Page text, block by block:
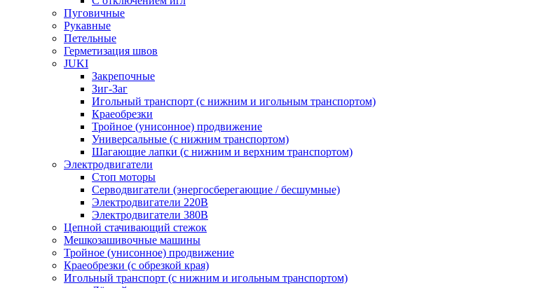
Пуговичные
Рукавные
Петельные
Герметизация швов
JUKI
Закрепочные
Зиг-Заг
Игольный транспорт (с нижним и игольным транспортом)
Краеобрезки
Тройное (унисонное) продвижение
Универсальные (с нижним транспортом)
Шагающие лапки (с нижним и верхним транспортом)
Электродвигатели
Стоп моторы
Серводвигатели (энергосберегающие / бесшумные)
Электродвигатели 220В
Электродвигатели 380В
Цепной стачивающий стежок
Мешкозашивочные машины
Тройное (унисонное) продвижение
Краеобрезки (с обрезкой края)
Игольный транспорт (с нижним и игольным транспортом)